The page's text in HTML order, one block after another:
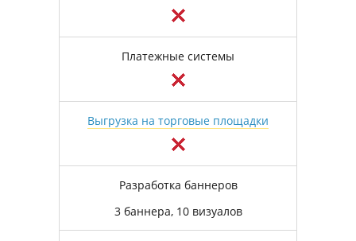
Платежные системы
Выгрузка на торговые площадки
Разработка баннеров
3 баннера, 10 визуалов